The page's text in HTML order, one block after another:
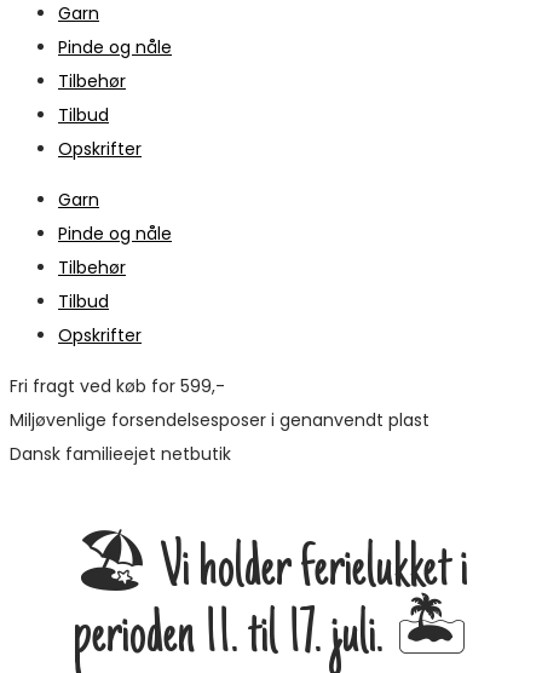
Garn
Pinde og nåle
Tilbehør
Tilbud
Opskrifter
Garn
Pinde og nåle
Tilbehør
Tilbud
Opskrifter
Fri fragt ved køb for 599,-
Miljøvenlige forsendelsesposer i genanvendt plast
Dansk familieejet netbutik
🏖️ Vi holder ferielukket i
perioden 11. til 17. juli. 🏝️